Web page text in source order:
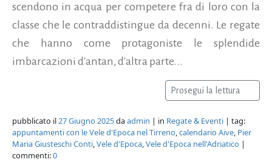
scendono in acqua per competere fra di loro con la
classe che le contraddistingue da decenni. Le regate
che hanno come protagoniste le splendide
imbarcazioni d'antan, d'altra parte...
Prosegui la lettura
pubblicato il27 Giugno 2025daadmin | in Regate & Eventi | tag:
appuntamenti con le Vele d'Epoca nel Tirreno,calendario Aive, Pier
Maria Giusteschi Conti,Vele d'Epoca,Vele d'Epoca nell'Adriatico |
commenti:0